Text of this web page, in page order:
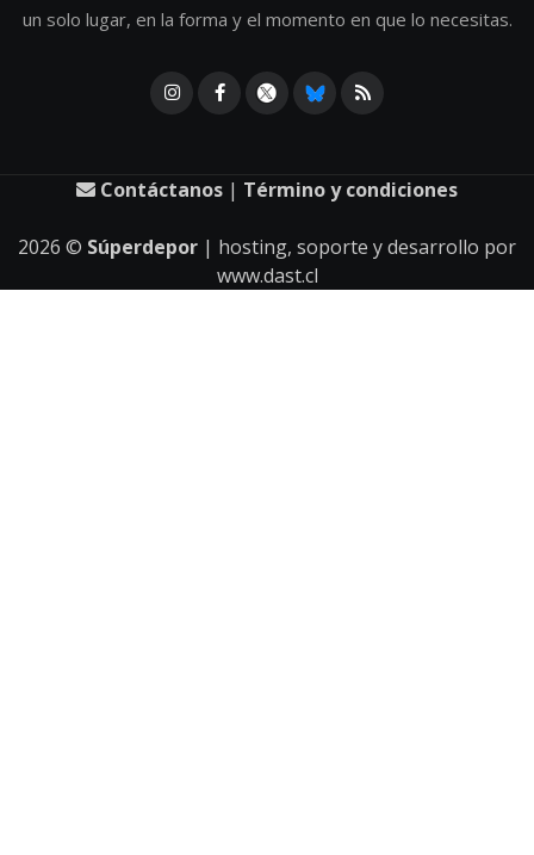
un solo lugar, en la forma y el momento en que lo necesitas.
Contáctanos | Término y condiciones
2026 © Súperdepor | hosting, soporte y desarrollo por
www.dast.cl